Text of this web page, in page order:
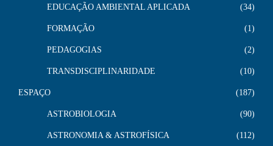
EDUCAÇÃO AMBIENTAL APLICADA 34
FORMAÇÃO 1
PEDAGOGIAS 2
TRANSDISCIPLINARIDADE 10
ESPAÇO 187
ASTROBIOLOGIA 90
ASTRONOMIA & ASTROFÍSICA 112